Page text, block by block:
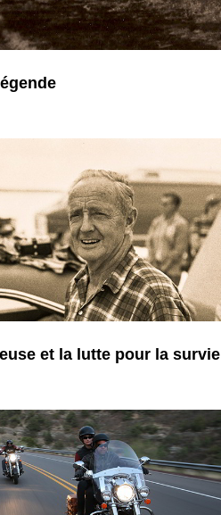
et la lutte pour la survie